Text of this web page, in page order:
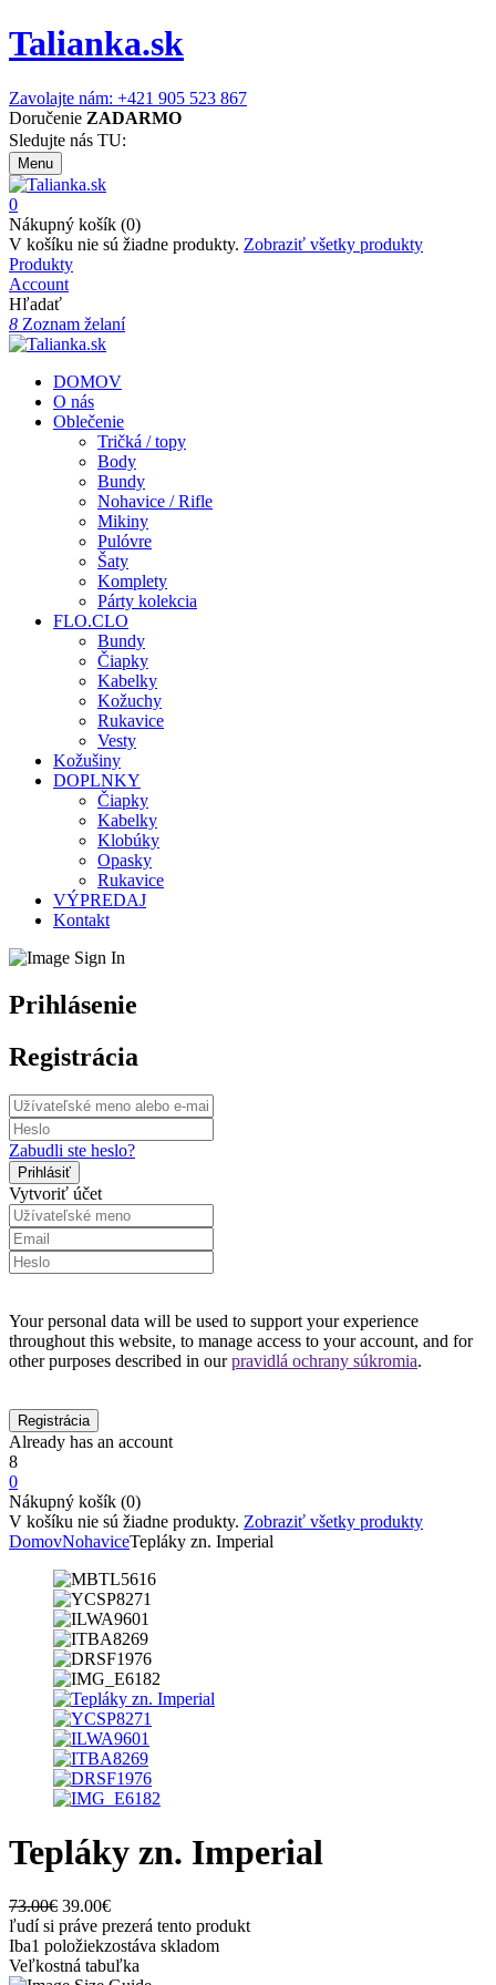
Talianka.sk
Zavolajte nám: +421 905 523 867
Doručenie ZADARMO
Sledujte nás TU:
Menu
0
Nákupný košík (0)
V košíku nie sú žiadne produkty. Zobraziť všetky produkty
Produkty
Account
Hľadať
8 Zoznam želaní
DOMOV
O nás
Oblečenie
Tričká / topy
Body
Bundy
Nohavice / Rifle
Mikiny
Pulóvre
Šaty
Komplety
Párty kolekcia
FLO.CLO
Bundy
Čiapky
Kabelky
Kožuchy
Rukavice
Vesty
Kožušiny
DOPLNKY
Čiapky
Kabelky
Klobúky
Opasky
Rukavice
VÝPREDAJ
Kontakt
Prihlásenie
Registrácia
Zabudli ste heslo?
Vytvoriť účet
Your personal data will be used to support your experience
throughout this website, to manage access to your account, and for
other purposes described in ourpravidlá ochrany súkromia.
Already has an account
8
0
Nákupný košík (0)
V košíku nie sú žiadne produkty. Zobraziť všetky produkty
DomovNohaviceTepláky zn. Imperial
Tepláky zn. Imperial
73.00€ Original
price
was:
73.00€.
39.00€Current
price
is:
39.00€.
ľudí si práve prezerá tento produkt
Iba1 položiekzostáva skladom
Veľkostná tabuľka